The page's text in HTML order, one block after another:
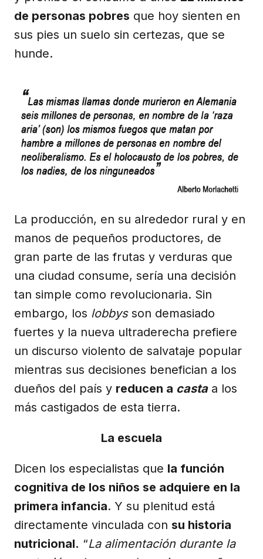
de personas pobres que hoy sienten en
sus pies un suelo sin certezas, que se
hunde.
La producción, en su alrededor rural y en
manos de pequeños productores, de
gran parte de las frutas y verduras que
una ciudad consume, sería una decisión
tan simple como revolucionaria. Sin
embargo, los lobbys son demasiado
fuertes y la nueva ultraderecha prefiere
un discurso violento de salvataje popular
mientras sus decisiones benefician a los
dueños del país y reducen a castaa los
más castigados de esta tierra.
La escuela
Dicen los especialistas que la función
cognitiva de los niños se adquiere en la
primera infancia. Y su plenitud está
directamente vinculada con su historia
nutricional. “La alimentación durante la